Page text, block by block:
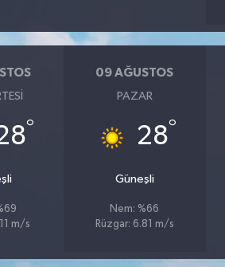
°
m/s
09 AĞUSTOS
PAZAR
28°
Güneşli
Nem: %66
Rüzgar: 6.81 m/s